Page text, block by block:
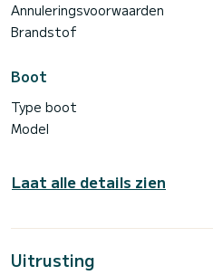
Annuleringsvoorwaarden
Brandstof
Boot
Type boot
Model
Laat alle details zien
Uitrusting